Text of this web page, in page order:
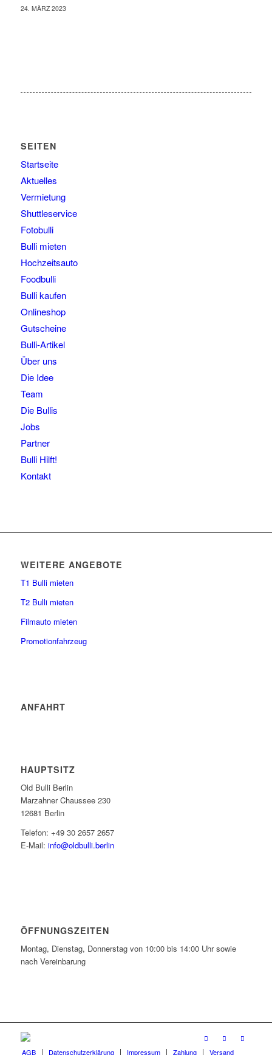
24. MÄRZ 2023
SEITEN
Startseite
Aktuelles
Vermietung
Shuttleservice
Fotobulli
Bulli mieten
Hochzeitsauto
Foodbulli
Bulli kaufen
Onlineshop
Gutscheine
Bulli-Artikel
Über uns
Die Idee
Team
Die Bullis
Jobs
Partner
Bulli Hilft!
Kontakt
WEITERE ANGEBOTE
T1 Bulli mieten
T2 Bulli mieten
Filmauto mieten
Promotionfahrzeug
ANFAHRT
HAUPTSITZ
Old Bulli Berlin
Marzahner Chaussee 230
12681 Berlin
Telefon: +49 30 2657 2657
E-Mail: info@oldbulli.berlin
ÖFFNUNGSZEITEN
Montag, Dienstag, Donnerstag von 10:00 bis 14:00 Uhr sowie
nach Vereinbarung
AGB Datenschutzerklärung Impressum Zahlung Versand